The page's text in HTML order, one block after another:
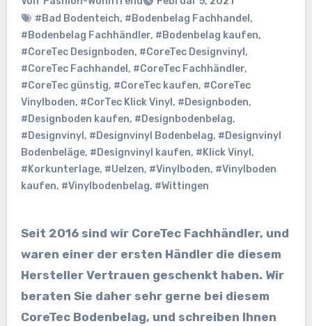
#Bad Bodenteich, #Bodenbelag Fachhandel ,
#Bodenbelag Fachhändler, #Bodenbelag kaufen,
#CoreTec Designboden, #CoreTec Designvinyl ,
#CoreTec Fachhandel , #CoreTec Fachhändler,
#CoreTec günstig, #CoreTec kaufen, #CoreTec
Vinylboden, #CorTec Klick Vinyl , #Designboden,
#Designboden kaufen, #Designbodenbelag,
#Designvinyl , #Designvinyl Bodenbelag, #Designvinyl
Bodenbeläge, #Designvinyl kaufen, #Klick Vinyl ,
#Korkunterlage, #Uelzen, #Vinylboden, #Vinylboden
kaufen, #Vinylbodenbelag, #Wittingen
Seit 2016 sind wir CoreTec Fachhändler, und
waren einer der ersten Händler die diesem
Hersteller Vertrauen geschenkt haben. Wir
beraten Sie daher sehr gerne bei diesem
CoreTec Bodenbelag, und schreiben Ihnen